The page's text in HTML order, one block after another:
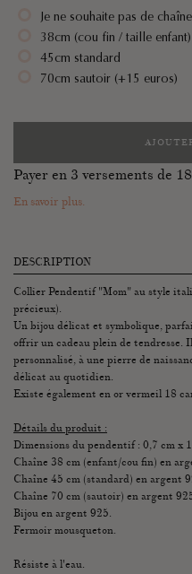
Je ne souhaite pas de chaîne
38cm (cou fin / taille enfant)
45cm standard
70cm sautoir (+15 euros)
Payer en 3 versements de
En savoir plus.
DESCRIPTION
Collier Pendentif "Mom" au style
précieux).
Un bijou délicat et symbolique,
offrir un cadeau plein de tendresse.
personnalisé, à une pierre de
délicat au quotidien.
Existe également en or vermeil 18
Détails du produit :
Dimensions du pendentif : 0,7 cm x
Chaîne 38 cm (enfant/cou fin) en
Chaîne 45 cm (standard) en argent
Chaîne 70 cm (sautoir) en argent
Bijou en argent 925.
Fermoir mousqueton.
Résiste à l'eau.